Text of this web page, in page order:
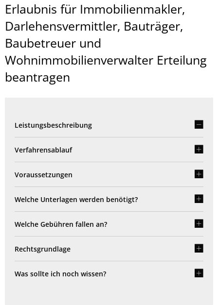
Erlaubnis für Immobilienmakler,
Darlehensvermittler, Bauträger,
Baubetreuer und
Wohnimmobilienverwalter Erteilung
beantragen
Leistungsbeschreibung
Verfahrensablauf
Voraussetzungen
Welche Unterlagen werden benötigt?
Welche Gebühren fallen an?
Rechtsgrundlage
Was sollte ich noch wissen?